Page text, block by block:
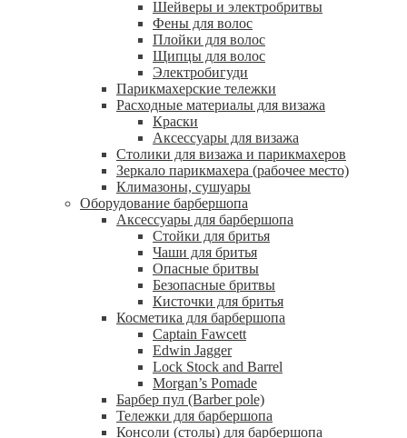
Шейверы и электробритвы
Фены для волос
Плойки для волос
Щипцы для волос
Электробигуди
Парикмахерские тележки
Расходные материалы для визажа
Краски
Аксессуары для визажа
Столики для визажа и парикмахеров
Зеркало парикмахера (рабочее место)
Климазоны, сушуары
Оборудование барбершопа
Аксессуары для барбершопа
Стойки для бритья
Чаши для бритья
Опасные бритвы
Безопасные бритвы
Кисточки для бритья
Косметика для барбершопа
Captain Fawcett
Edwin Jagger
Lock Stock and Barrel
Morgan’s Pomade
Барбер пул (Barber pole)
Тележки для барбершопа
Консоли (столы) для барбершопа